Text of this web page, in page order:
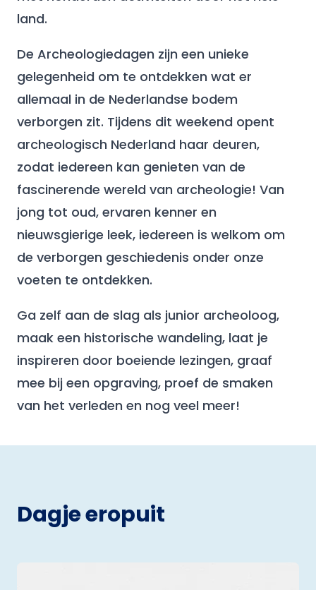
land.
De Archeologiedagen zijn een unieke
gelegenheid om te ontdekken wat er
allemaal in de Nederlandse bodem
verborgen zit. Tijdens dit weekend opent
archeologisch Nederland haar deuren,
zodat iedereen kan genieten van de
fascinerende wereld van archeologie! Van
jong tot oud, ervaren kenner en
nieuwsgierige leek, iedereen is welkom om
de verborgen geschiedenis onder onze
voeten te ontdekken.
Ga zelf aan de slag als junior archeoloog,
maak een historische wandeling, laat je
inspireren door boeiende lezingen, graaf
mee bij een opgraving, proef de smaken
van het verleden en nog veel meer!
Dagje eropuit